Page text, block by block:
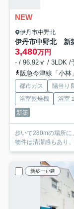
NEW
伊丹市中野北
伊丹市中野北 新
3,480万円
- / 96.92㎡ / 3LDK /
阪急今津線「小林
都市ガス 陽当り
浴室乾燥機
浴室
新築
歩いて280mの場所に
物件は清潔感もあり
新築一戸建